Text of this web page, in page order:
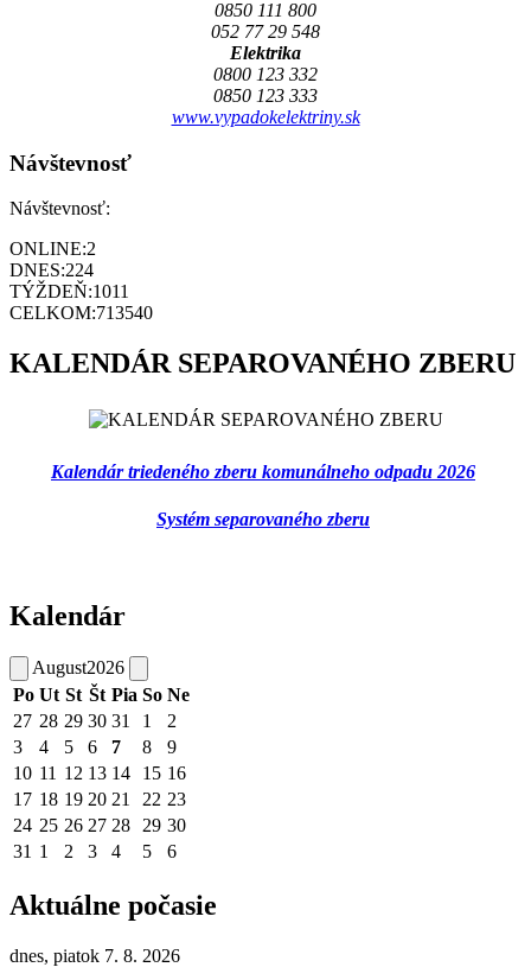
0850 111 800
052 77 29 548
Elektrika
0800 123 332
0850 123 333
www.vypadokelektriny.sk
Návštevnosť
Návštevnosť:
ONLINE:2
DNES:224
TÝŽDEŇ:1011
CELKOM:713540
KALENDÁR SEPAROVANÉHO ZBERU
Kalendár triedeného zberu komunálneho odpadu 2026
Systém separovaného zberu
Kalendár
August2026
Po Ut St Št Pia So Ne
27 28 29 30 31 1
2
3
4 5 6 7 8
9
10 11 12 13 14 15 16
17 18 19 20 21 22 23
24 25 26 27 28 29 30
31 1 2 3 4 5 6
Aktuálne počasie
dnes, piatok 7. 8. 2026